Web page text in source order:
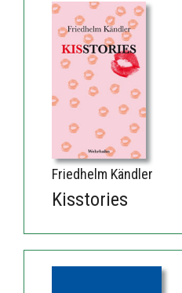
Friedhelm Kändler
Kisstories